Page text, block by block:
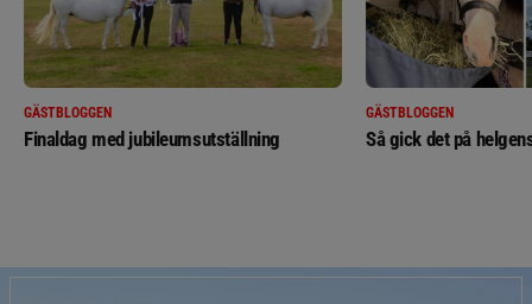
GÄSTBLOGGEN
Finaldag med jubileumsutställning
GÄSTBLOGGEN
Så gick det på